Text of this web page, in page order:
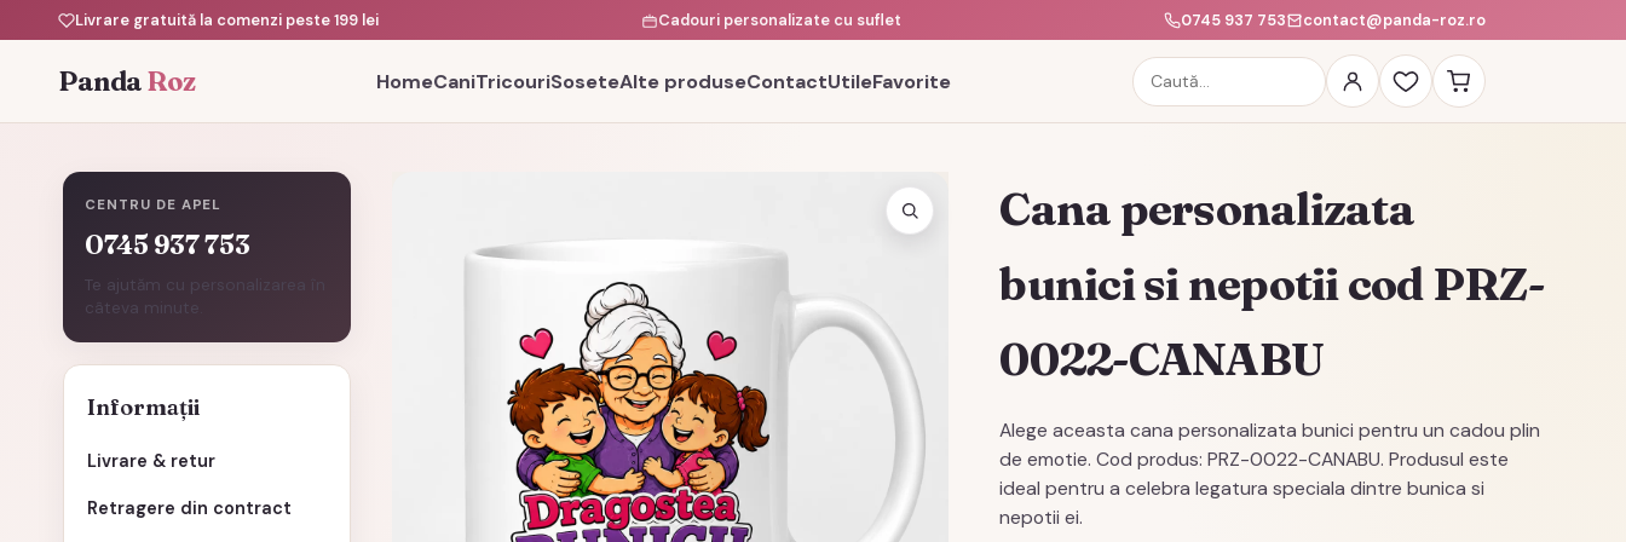
Livrare gratuită la comenzi peste 199 lei Cadouri personalizate cu suflet 0745 937 753 contact@panda-roz.ro
PandaRoz HomeCaniTricouriSoseteAlte produseContactUtileFavorite
Caută
produse
CENTRU DE APEL
0745 937 753
Te ajutăm cu personalizarea în
câteva minute.
Informații
Livrare & retur
Retragere din contract
Cana personalizata
bunici si nepotii cod PRZ-
0022-CANABU
Alege aceasta cana personalizata bunici pentru un cadou plin
de emotie. Cod produs: PRZ-0022-CANABU. Produsul este
ideal pentru a celebra legatura speciala dintre bunica si
nepotii ei.